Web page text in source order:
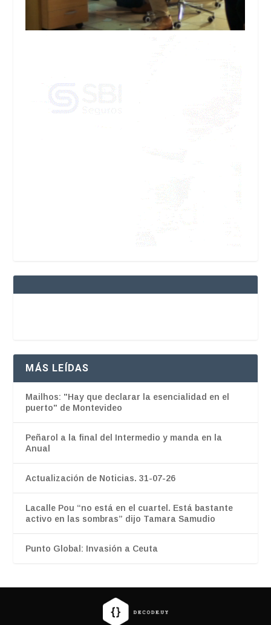
MÁS LEÍDAS
Mailhos: "Hay que declarar la esencialidad en el
puerto" de Montevideo
Peñarol a la final del Intermedio y manda en la
Anual
Actualización de Noticias. 31-07-26
Lacalle Pou “no está en el cuartel. Está bastante
activo en las sombras” dijo Tamara Samudio
Punto Global: Invasión a Ceuta